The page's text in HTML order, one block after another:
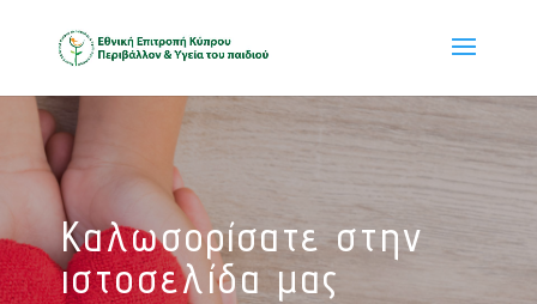
Καλωσορίσατε στην
ιστοσελίδα μας